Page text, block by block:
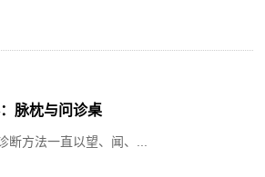
脉枕与问诊桌
断方法一直以望、闻、...